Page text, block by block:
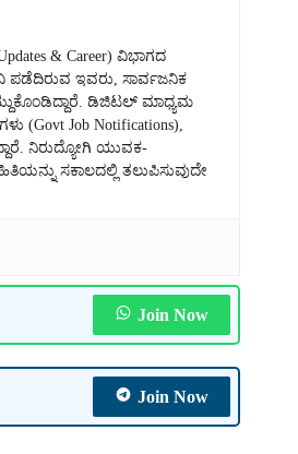
& Career) ವಿಭಾಗದ
ಪಡೆದಿರುವ ಇವರು, ಸಾರ್ವಜನಿಕ
ಡಿಜಿಟಲ್ ಮಾಧ್ಯಮ
Job Notifications),
ನಿರುದ್ಯೋಗಿ ಯುವಕ-
ಸಕಾಲದಲ್ಲಿ ತಲುಪಿಸುವುದೇ
Join Now
Join Now